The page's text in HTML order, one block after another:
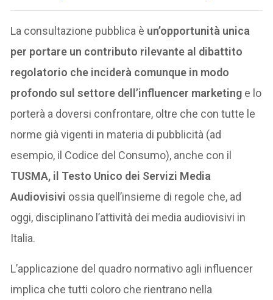
La consultazione pubblica è un’opportunità unica
per portare un contributo rilevante al dibattito
regolatorio che inciderà comunque in modo
profondo sul settore dell’influencer marketing e lo
porterà a doversi confrontare, oltre che con tutte le
norme già vigenti in materia di pubblicità (ad
esempio, il Codice del Consumo), anche con il
TUSMA, il Testo Unico dei Servizi Media
Audiovisivi ossia quell’insieme di regole che, ad
oggi, disciplinano l’attività dei media audiovisivi in
Italia.
L’applicazione del quadro normativo agli influencer
implica che tutti coloro che rientrano nella